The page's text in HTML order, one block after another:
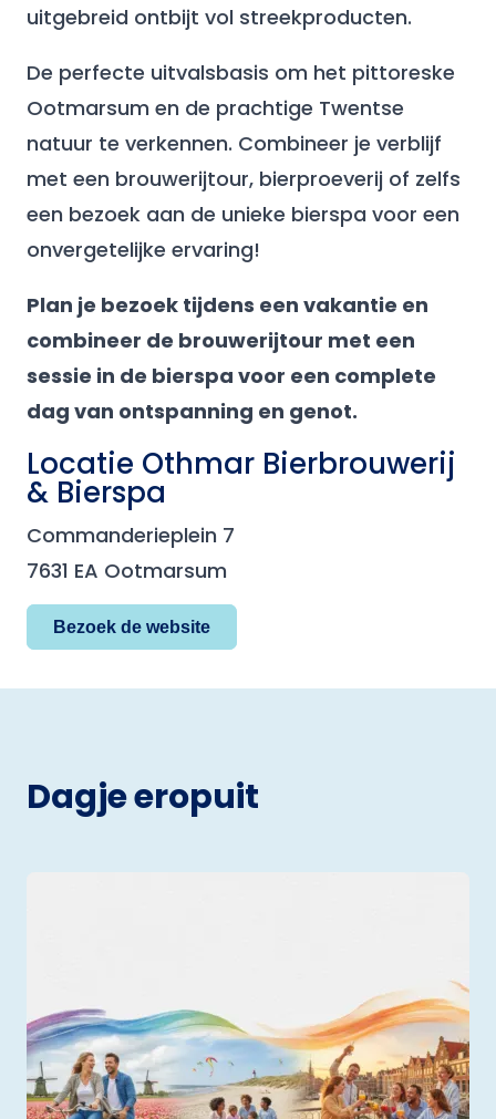
uitgebreid ontbijt vol streekproducten.
De perfecte uitvalsbasis om het pittoreske
Ootmarsum en de prachtige Twentse
natuur te verkennen. Combineer je verblijf
met een brouwerijtour, bierproeverij of zelfs
een bezoek aan de unieke bierspa voor een
onvergetelijke ervaring!
Plan je bezoek tijdens een vakantie en
combineer de brouwerijtour met een
sessie in de bierspa voor een complete
dag van ontspanning en genot.
Locatie Othmar Bierbrouwerij
& Bierspa
Commanderieplein 7
7631 EA Ootmarsum
Bezoek de website
Dagje eropuit